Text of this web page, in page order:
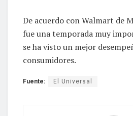
De acuerdo con Walmart de
fue una temporada muy
se ha visto un mejor
consumidores.
Fuente: El Universal